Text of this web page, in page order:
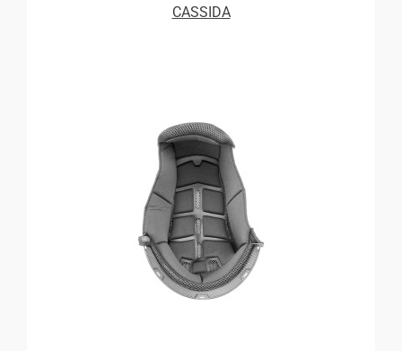
CASSIDA